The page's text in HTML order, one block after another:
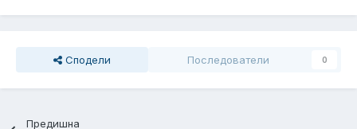
Сподели Последователи 0
Предишна